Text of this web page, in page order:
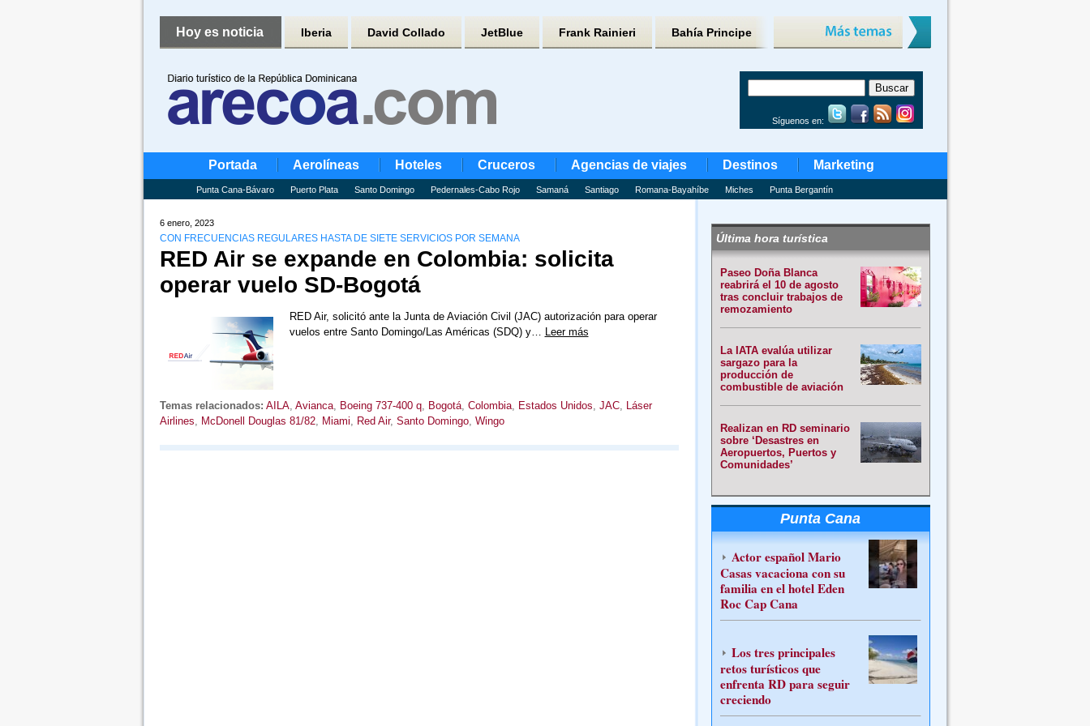
Hoy es noticia Iberia David Collado JetBlue Frank Rainieri Bahía Principe
Síguenos en:
Portada Aerolíneas Hoteles Cruceros Agencias de viajes Destinos Marketing
Punta Cana-Bávaro Puerto Plata Santo Domingo Pedernales-Cabo Rojo Samaná Santiago Romana-Bayahíbe Miches Punta Bergantín
6 enero, 2023
CON FRECUENCIAS REGULARES HASTA DE SIETE SERVICIOS POR SEMANA
RED Air se expande en Colombia: solicita
operar vuelo SD-Bogotá
RED Air, solicitó ante la Junta de Aviación Civil (JAC) autorización para operar
vuelos entre Santo Domingo/Las Américas (SDQ) y… Leer más
Temas relacionados: AILA, Avianca, Boeing 737-400 q, Bogotá, Colombia, Estados Unidos, JAC, Láser
Airlines, McDonell Douglas 81/82, Miami, Red Air, Santo Domingo, Wingo
Última hora turística
Paseo Doña Blanca
reabrirá el 10 de agosto
tras concluir trabajos de
remozamiento
La IATA evalúa utilizar
sargazo para la
producción de
combustible de aviación
Realizan en RD seminario
sobre ‘Desastres en
Aeropuertos, Puertos y
Comunidades’
Punta Cana
Actor español Mario
Casas vacaciona con su
familia en el hotel Eden
Roc Cap Cana
Los tres principales
retos turísticos que
enfrenta RD para seguir
creciendo